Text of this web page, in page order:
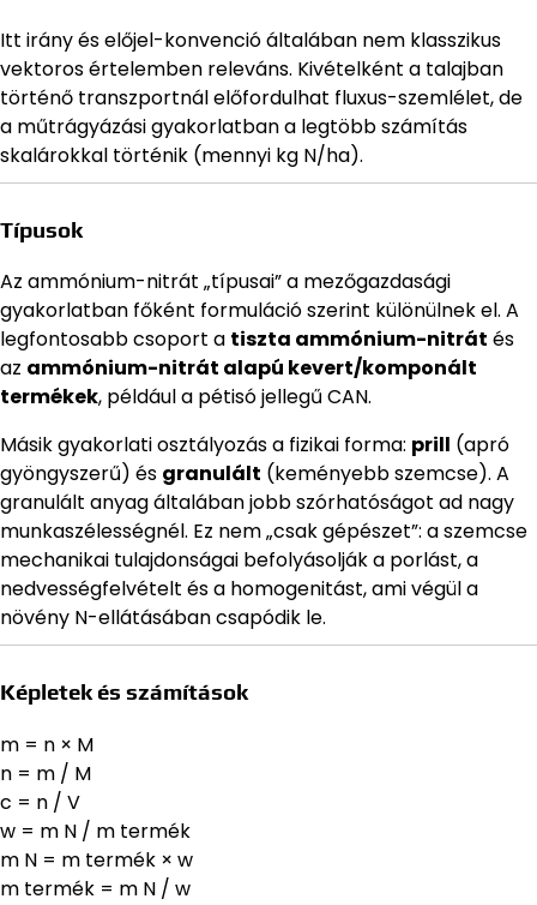
Itt irány és előjel-konvenció általában nem klasszikus
vektoros értelemben releváns. Kivételként a talajban
történő transzportnál előfordulhat fluxus-szemlélet, de
a műtrágyázási gyakorlatban a legtöbb számítás
skalárokkal történik (mennyi kg N/ha).
Típusok
Az ammónium-nitrát „típusai” a mezőgazdasági
gyakorlatban főként formuláció szerint különülnek el. A
legfontosabb csoport a tiszta ammónium-nitrát és
az ammónium-nitrát alapú kevert/komponált
termékek, például a pétisó jellegű CAN.
Másik gyakorlati osztályozás a fizikai forma: prill (apró
gyöngyszerű) és granulált (keményebb szemcse). A
granulált anyag általában jobb szórhatóságot ad nagy
munkaszélességnél. Ez nem „csak gépészet”: a szemcse
mechanikai tulajdonságai befolyásolják a porlást, a
nedvességfelvételt és a homogenitást, ami végül a
növény N-ellátásában csapódik le.
Képletek és számítások
m = n × M
n = m / M
c = n / V
w = m N / m termék
m N = m termék × w
m termék = m N / w